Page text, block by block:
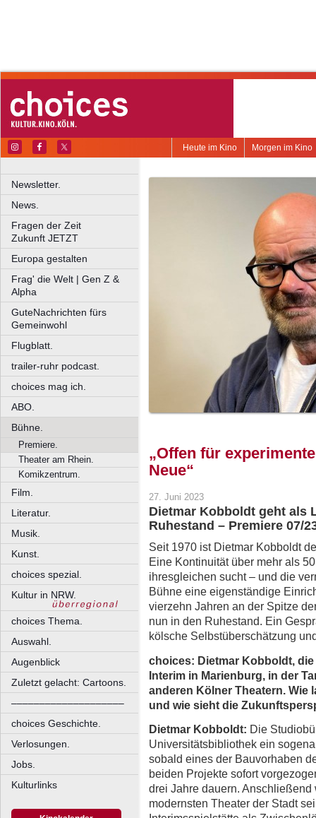
Morgen im Kino
Heute im Kino
Newsletter.
News.
Fragen der Zeit
Zukunft JETZT
Europa gestalten
Frag' die Welt | Gen Z &
Alpha
GuteNachrichten fürs
Gemeinwohl
Flugblatt.
trailer-ruhr podcast.
choices mag ich.
ABO.
Bühne.
Premiere.
Theater am Rhein.
Komikzentrum.
Film.
Literatur.
Musik.
Kunst.
choices spezial.
Kultur in NRW.
choices Thema.
Auswahl.
Augenblick
Zuletzt gelacht: Cartoons.
––––––––––––––––––––
choices Geschichte.
Verlosungen.
Jobs.
Kulturlinks
„Offen für
Neue“
27. Juni 2023
Dietmar Kobboldt geht als
Ruhestand – Premiere 07/
Seit 1970 ist Dietmar Kobboldt
Eine Kontinuität über mehr als
ihresgleichen sucht – und die
Bühne eine eigenständige
vierzehn Jahren an der Spitze
nun in den Ruhestand. Ein
kölsche Selbstüberschätzung
choices: Dietmar Kobboldt,
Interim in Marienburg, in der
anderen Kölner Theatern .
und wie sieht die
Dietmar Kobboldt: Die
Universitätsbibliothek ein
sobald eines der Bauvorhaben
beiden Projekte sofort
drei Jahre dauern.
modernsten Theater der Stadt